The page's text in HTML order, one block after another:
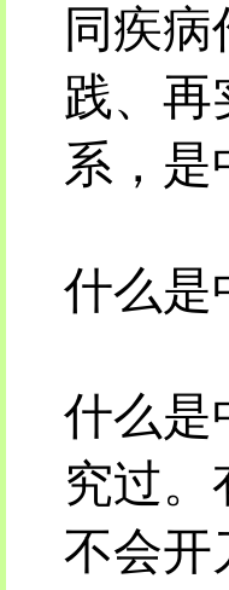
同疾
践、再
系，
什么是
什么是
究过。
不会开